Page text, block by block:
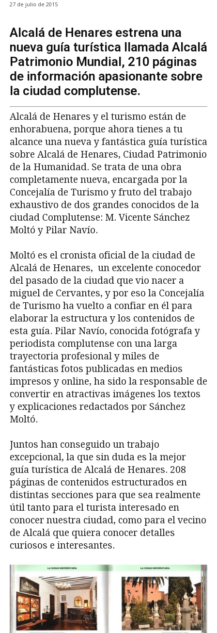
27 de julio de 2015
Alcalá de Henares estrena una
nueva guía turística llamada Alcalá
Patrimonio Mundial, 210 páginas
de información apasionante sobre
la ciudad complutense.
Alcalá de Henares y el turismo están de
enhorabuena, porque ahora tienes a tu
alcance una nueva y fantástica guía turística
sobre Alcalá de Henares, Ciudad Patrimonio
de la Humanidad. Se trata de una obra
completamente nueva, encargada por la
Concejalía de Turismo y fruto del trabajo
exhaustivo de dos grandes conocidos de la
ciudad Complutense: M. Vicente Sánchez
Moltó y Pilar Navío.
Moltó es el cronista oficial de la ciudad de
Alcalá de Henares, un excelente conocedor
del pasado de la ciudad que vio nacer a
miguel de Cervantes, y por eso la Concejalía
de Turismo ha vuelto a confiar en él para
elaborar la estructura y los contenidos de
esta guía. Pilar Navío, conocida fotógrafa y
periodista complutense con una larga
trayectoria profesional y miles de
fantásticas fotos publicadas en medios
impresos y online, ha sido la responsable de
convertir en atractivas imágenes los textos
y explicaciones redactados por Sánchez
Moltó.
Juntos han conseguido un trabajo
excepcional, la que sin duda es la mejor
guía turística de Alcalá de Henares. 208
páginas de contenidos estructurados en
distintas secciones para que sea realmente
útil tanto para el turista interesado en
conocer nuestra ciudad, como para el vecino
de Alcalá que quiera conocer detalles
curiosos e interesantes.